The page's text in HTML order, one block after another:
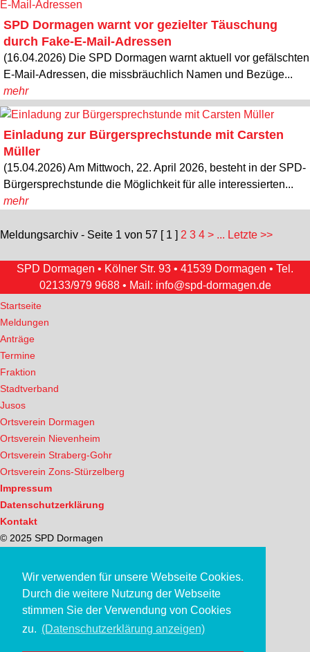
Wir verwenden für unsere Webseite Cookies.
Durch die weitere Nutzung der Webseite
stimmen Sie der Verwendung von Cookies
zu. (Datenschutzerklärung anzeigen)
SPD Dormagen warnt vor gezielter Täuschung
durch Fake-E-Mail-Adressen
(16.04.2026) Die SPD Dormagen warnt aktuell vor gefälschten
E-Mail-Adressen, die missbräuchlich Namen und Bezüge...
mehr
Einladung zur Bürgersprechstunde mit Carsten
Müller
(15.04.2026) Am Mittwoch, 22. April 2026, besteht in der SPD-
Bürgersprechstunde die Möglichkeit für alle interessierten...
mehr
Meldungsarchiv - Seite 1 von 57 [ 1 ] 2 3 4 > ... Letzte >>
SPD Dormagen • Kölner Str. 93 • 41539 Dormagen • Tel.
02133/979 9688• Mail: info@spd-dormagen.de
Startseite
Meldungen
Anträge
Termine
Fraktion
Stadtverband
Jusos
Ortsverein Dormagen
Ortsverein Nievenheim
Ortsverein Straberg-Gohr
Ortsverein Zons-Stürzelberg
Impressum
Datenschutzerklärung
Kontakt
© 2025 SPD Dormagen